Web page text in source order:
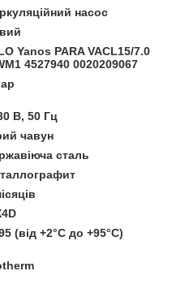
насос
Yanos PARA VACL15/7.0
4527940 0020209067
В, 50 Гц
чавун
сталь
(від +2°С до +95°С)